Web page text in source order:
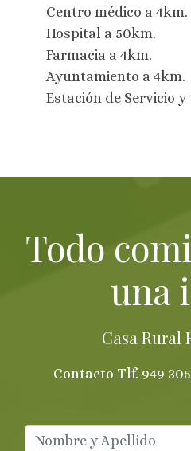
Centro médico a 4km.
Hospital a 50km.
Farmacia a 4km.
Ayuntamiento a 4km.
Estación de Servicio
Todo
una
Casa Rural
Contacto Tlf. 949